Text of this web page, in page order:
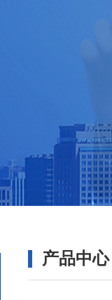
产品中心